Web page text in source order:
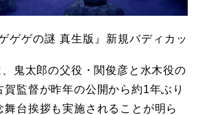
ゲゲの謎 真生版』新規バディカッ
鬼太郎の父役・関俊彦と水木役の
賀監督が昨年の公開から約1年ぶり
舞台挨拶も実施されることが明ら